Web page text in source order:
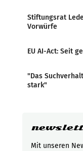
Stiftungsrat
Vorwürfe
EU AI-Act: Seit
"Das
stark"
Mit unseren